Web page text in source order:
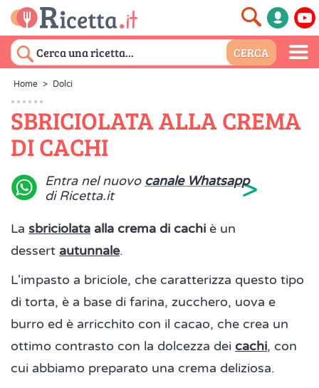
Home > Dolci
SBRICIOLATA ALLA CREMA
DI CACHI
Entra nel nuovo canale Whatsapp
di Ricetta.it
>
La sbriciolata alla crema di cachi è un
dessert autunnale.
L'impasto a briciole, che caratterizza questo tipo
di torta, è a base di farina, zucchero, uova e
burro ed è arricchito con il cacao, che crea un
ottimo contrasto con la dolcezza dei cachi, con
cui abbiamo preparato una crema deliziosa.